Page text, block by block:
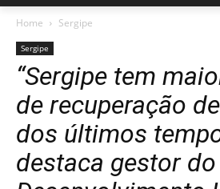
Home Sergipe
Sergipe
“Sergipe tem
de recuperação
dos últimos
destaca gestor do